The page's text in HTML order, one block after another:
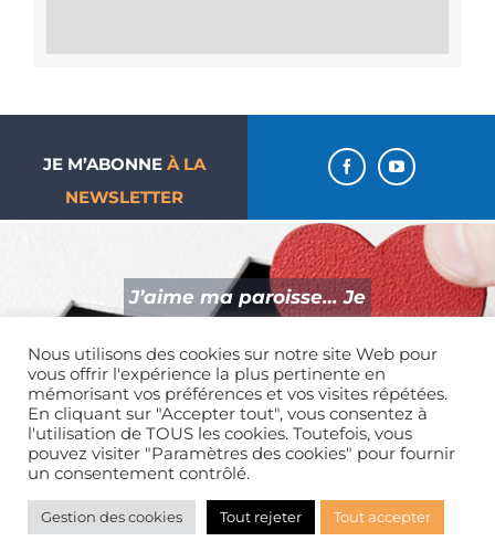
JE M’ABONNE À LA
NEWSLETTER
J’aime ma paroisse… Je
Mentions légales| Tous droits réservés | 01 39 65 01 82
Nous utilisons des cookies sur notre site Web pour
vous offrir l'expérience la plus pertinente en
mémorisant vos préférences et vos visites répétées.
En cliquant sur "Accepter tout", vous consentez à
l'utilisation de TOUS les cookies. Toutefois, vous
pouvez visiter "Paramètres des cookies" pour fournir
un consentement contrôlé.
Gestion des cookies Tout rejeter Tout accepter